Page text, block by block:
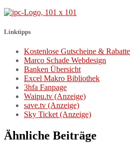
Linktipps
Kostenlose Gutscheine & Rabatte
Marco Schade Webdesign
Banken Übersicht
Excel Makro Bibliothek
3hfa Fanpage
Waipu.tv (Anzeige)
save.tv (Anzeige)
Sky Ticket (Anzeige)
Ähnliche Beiträge